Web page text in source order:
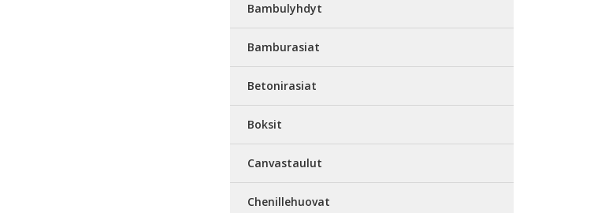
Bambulyhdyt
Bamburasiat
Betonirasiat
Boksit
Canvastaulut
Chenillehuovat